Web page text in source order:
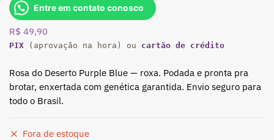
Entre em contato conosco
R$ 49,90
PIX (aprovação na hora) ou cartão de crédito
Rosa do Deserto Purple Blue — roxa. Podada e pronta pra
brotar, enxertada com genética garantida. Envio seguro para
todo o Brasil.
Fora de estoque